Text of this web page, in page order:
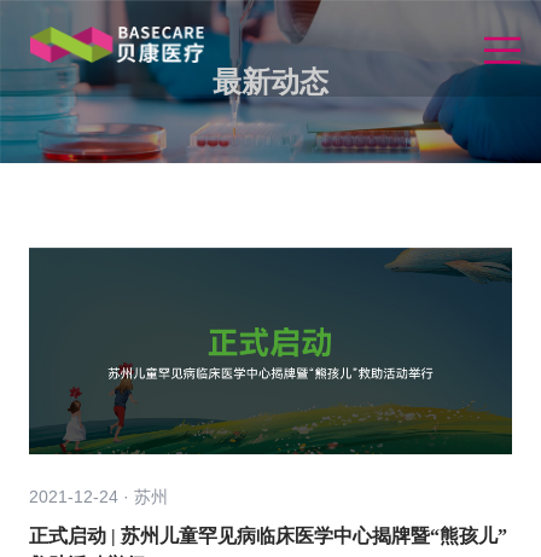
最新动态
2021-12-24 · 苏州
正式启动 | 苏州儿童罕见病临床医学中心揭牌暨“熊孩儿”